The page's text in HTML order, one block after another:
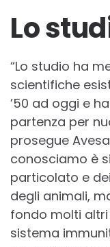
Lo
“Lo studio ha
scientifiche
’50 ad oggi e
partenza per
prosegue
conosciamo è
particolato e
degli animali,
fondo molti
sistema